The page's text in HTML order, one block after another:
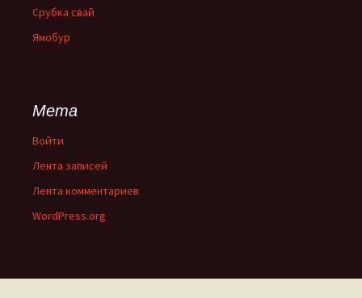
Срубка свай
Ямобур
Мета
Войти
Лента записей
Лента комментариев
WordPress.org